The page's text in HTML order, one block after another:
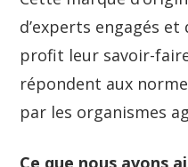
d’experts engagés
profit leur savoir-
répondent aux
par les organismes